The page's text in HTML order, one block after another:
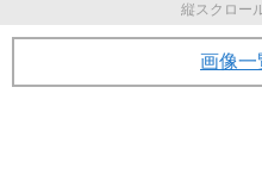
縦スクロー
画像一